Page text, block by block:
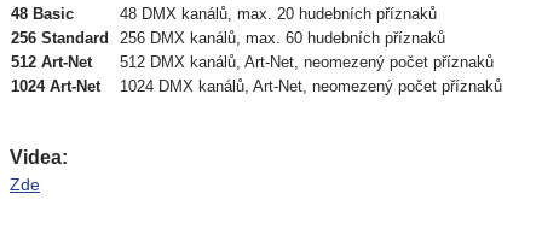
48 Basic
48 DMX kanálů, max. 20 hudebních příznaků
256 Standard
256 DMX kanálů, max. 60 hudebních příznaků
512 Art-Net
512 DMX kanálů, Art-Net, neomezený počet příznaků
1024 Art-Net
1024 DMX kanálů, Art-Net, neomezený počet příznaků
Videa:
Zde